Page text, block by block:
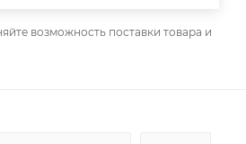
возможность поставки товара и